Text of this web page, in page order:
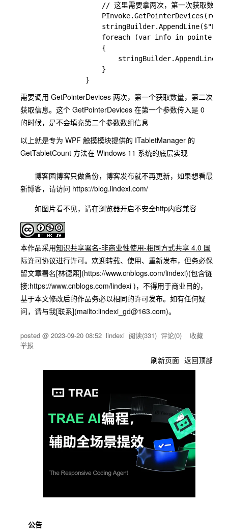
// 这里需要拿两次，第一次获取数量
PInvoke.GetPointerDevices(ref
foreach (var info in
                    {
                    }
需要调用 GetPointerDevices 两次，第一个获取数量，第二次
获取信息。这个 GetPointerDevices 在第一个参数传入是 0
的时候，是不会填充第二个参数数组信息
以上就是专为 WPF 触摸模块提供的 ITabletManager 的
GetTabletCount 方法在 Windows 11 系统的底层实现
博客园博客只做备份，博客发布就不再更新，如果想看最
新博客，请访问 https://blog.lindexi.com/
如图片看不见，请在浏览器开启不安全http内容兼容
本作品采用知识共享署名-非商业性使用-相同方式共享 4.0 国
际许可协议进行许可。欢迎转载、使用、重新发布，但务必保
留文章署名[林德熙](https://www.cnblogs.com/lindexi)(包含链
接:https://www.cnblogs.com/lindexi )，不得用于商业目的，
基于本文修改后的作品务必以相同的许可发布。如有任何疑
问，请与我[联系](mailto:lindexi_gd@163.com)。
posted @ 2023-09-20 08:52 lindexi 阅读(331) 评论(0) 收藏
举报
刷新页面 返回顶部
公告